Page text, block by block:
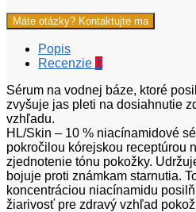
Máte otázky? Kontaktujte ma
Popis
Recenzie 0
Sérum na vodnej báze, ktoré
zvyšuje jas pleti na dosiahnutie
vzhľadu.
HL/Skin – 10 % niacínamidové
pokročilou kórejskou receptúrou
zjednotenie tónu pokožky.
bojuje proti známkam starnutia.
koncentráciou niacínamidu
žiarivosť pre zdravý vzhľad